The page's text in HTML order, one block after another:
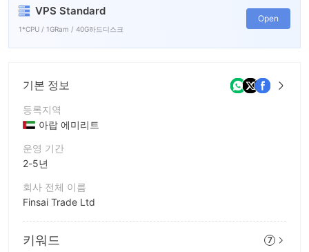
VPS Standard
1*CPU / 1GRam / 40G하드디스크
Open
기본 정보
등록지역
아랍 에미리트
운영 기간
2-5년
회사 전체 이름
Finsai Trade Ltd
회사 약칭
FINSAI TRADE
키워드 7